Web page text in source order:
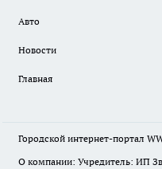
Авто
Новости
Главная
Городской интернет-портал
О компании: Учредитель: ИП